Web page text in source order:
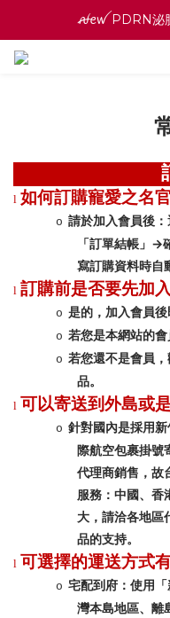
ꫛꫀꪝ PDRN泌
ꫛꫀꪝ PDRN泌
寵愛之名官網會
ꫛꫀꪝ PDRN泌
l 如何訂購寵愛之名
o 請於加入會員後
「訂單結帳」 →
寫訂購資料時自
l 訂購前是否要先加
o 是的，加入會員後
o 若您是本網站的會
o 若您還不是會員
品。
l 可以寄送到外島或
o 針對國內是採用
際航空包裹掛號
代理商銷售，故
服務：中國、香
大，請洽各地區
品的支持。
l 可選擇的運送方式
o 宅配到府：使用
灣本島地區、離